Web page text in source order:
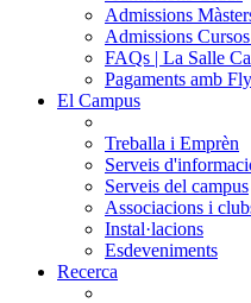
Admissions
Admissions
FAQs | La Salle
Pagaments amb
El Campus
Treballa i Emprèn
Serveis
Serveis del campus
Associacions i
Instal·lacions
Esdeveniments
Recerca